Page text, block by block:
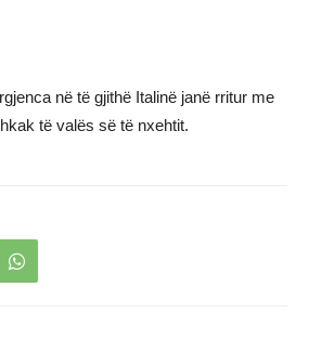
në të gjithë Italinë janë rritur me
të valës së të nxehtit.